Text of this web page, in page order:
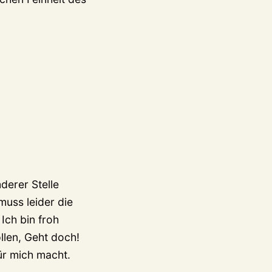
Stelle
leider die
bin froh
Geht doch!
mich macht.